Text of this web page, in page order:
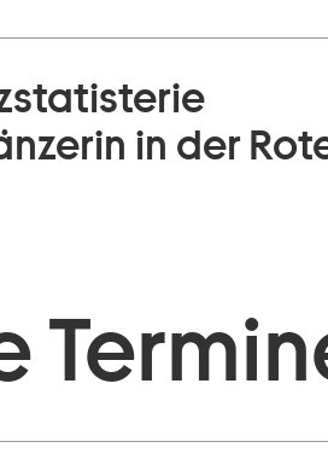
in der